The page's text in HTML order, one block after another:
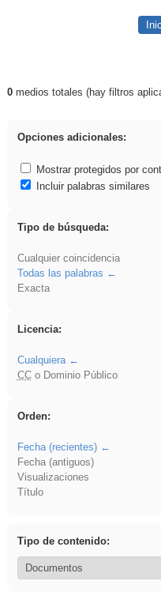
Resultados de:
0medios totales (hay filtros
Opciones adicionales:
Mostrar protegidos por
Incluir palabras similares
Tipo de búsqueda:
Cualquier coincidencia
Todas las palabras
Exacta
Licencia:
Cualquiera
CCo Dominio Público
Orden:
Fecha (recientes)
Fecha (antiguos)
Visualizaciones
Título
Tipo de contenido: